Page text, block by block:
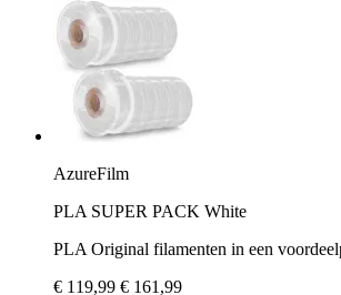
AzureFilm
PLA SUPER PACK White
PLA Original filamenten in een
€ 119,99 € 161,99